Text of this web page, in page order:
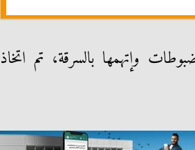
وإتهمها بالسرقة، تم اتخاذ